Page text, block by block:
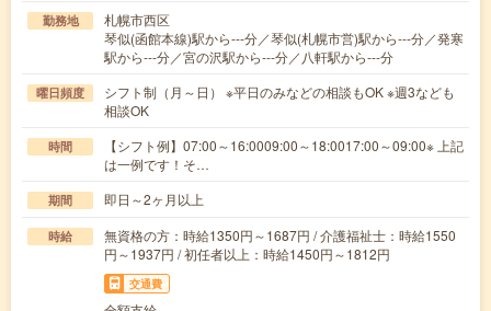
勤務地
札幌市西区
琴似(函館本線)駅から---分／琴似(札幌市営)駅から---分／発寒
駅から---分／宮の沢駅から---分／八軒駅から---分
曜日頻度
シフト制（月～日） ※平日のみなどの相談もOK ※週3なども
相談OK
時間
【シフト例】07:00～16:0009:00～18:0017:00～09:00※ 上記
は一例です！そ…
期間 即日～2ヶ月以上
時給
無資格の方：時給1350円～1687円 / 介護福祉士：時給1550
円～1937円 / 初任者以上：時給1450円～1812円
交通費